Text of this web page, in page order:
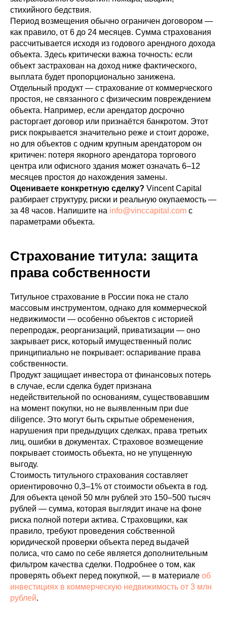
стихийного бедствия.
Период возмещения обычно ограничен договором —
как правило, от 6 до 24 месяцев. Сумма страхования
рассчитывается исходя из годового арендного дохода
объекта. Здесь критически важна точность: если
объект застрахован на доход ниже фактического,
выплата будет пропорционально занижена.
Отдельный продукт — страхование от коммерческого
простоя, не связанного с физическим повреждением
объекта. Например, если арендатор досрочно
расторгает договор или признаётся банкротом. Этот
риск покрывается значительно реже и стоит дороже,
но для объектов с одним крупным арендатором он
критичен: потеря якорного арендатора торгового
центра или офисного здания может означать 6–12
месяцев простоя до нахождения замены.
Оцениваете конкретную сделку? Vincent Capital
разбирает структуру, риски и реальную окупаемость —
за 48 часов. Напишите на info@vinccapital.com с
параметрами объекта.
Страхование титула: защита
права собственности
Титульное страхование в России пока не стало
массовым инструментом, однако для коммерческой
недвижимости — особенно объектов с историей
перепродаж, реорганизаций, приватизации — оно
закрывает риск, который имущественный полис
принципиально не покрывает: оспаривание права
собственности.
Продукт защищает инвестора от финансовых потерь
в случае, если сделка будет признана
недействительной по основаниям, существовавшим
на момент покупки, но не выявленным при due
diligence. Это могут быть скрытые обременения,
нарушения при предыдущих сделках, права третьих
лиц, ошибки в документах. Страховое возмещение
покрывает стоимость объекта, но не упущенную
выгоду.
Стоимость титульного страхования составляет
ориентировочно 0,3–1% от стоимости объекта в год.
Для объекта ценой 50 млн рублей это 150–500 тысяч
рублей — сумма, которая выглядит иначе на фоне
риска полной потери актива. Страховщики, как
правило, требуют проведения собственной
юридической проверки объекта перед выдачей
полиса, что само по себе является дополнительным
фильтром качества сделки. Подробнее о том, как
проверять объект перед покупкой, — в материале об
инвестициях в коммерческую недвижимость от 3 млн
рублей.